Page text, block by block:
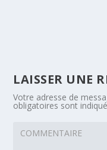
LAISSER UNE
Votre adresse de
obligatoires sont